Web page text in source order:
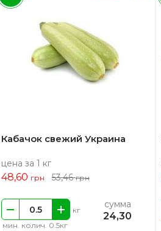
Кабачок свежий Украина
цена за 1 кг
48,60 грн 53,46грн
мин. колич. 0.5кг
кг сумма
24,30